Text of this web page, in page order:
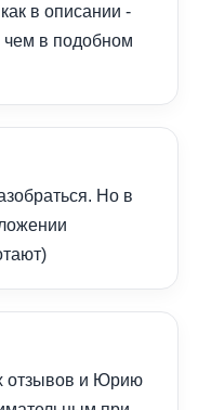
в описании -
чем в подобном
Но в
отзывов и Юрию